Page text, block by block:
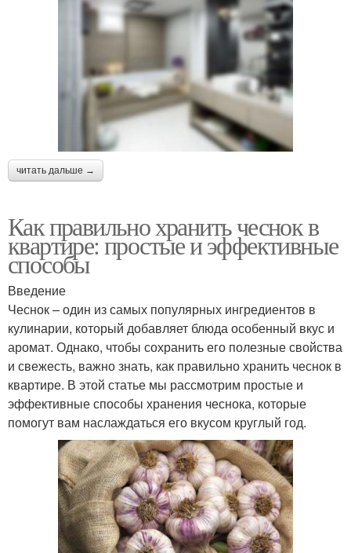
читать дальше →
Как правильно хранить чеснок в
квартире: простые и эффективные
способы
Введение
Чеснок – один из самых популярных ингредиентов в
кулинарии, который добавляет блюда особенный вкус и
аромат. Однако, чтобы сохранить его полезные свойства
и свежесть, важно знать, как правильно хранить чеснок в
квартире. В этой статье мы рассмотрим простые и
эффективные способы хранения чеснока, которые
помогут вам наслаждаться его вкусом круглый год.